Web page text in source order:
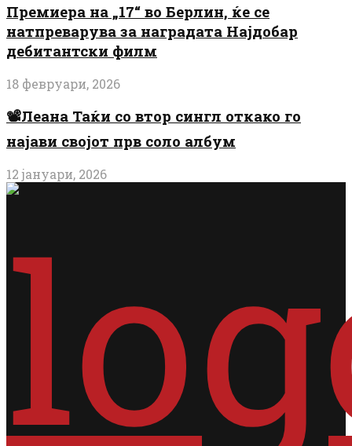
Премиера на „17“ во Берлин, ќе се
натпреварува за наградата Најдобар
дебитантски филм
18 февруари, 2026
📽️Леана Таќи со втор сингл откако го
најави својот прв соло албум
12 јануари, 2026